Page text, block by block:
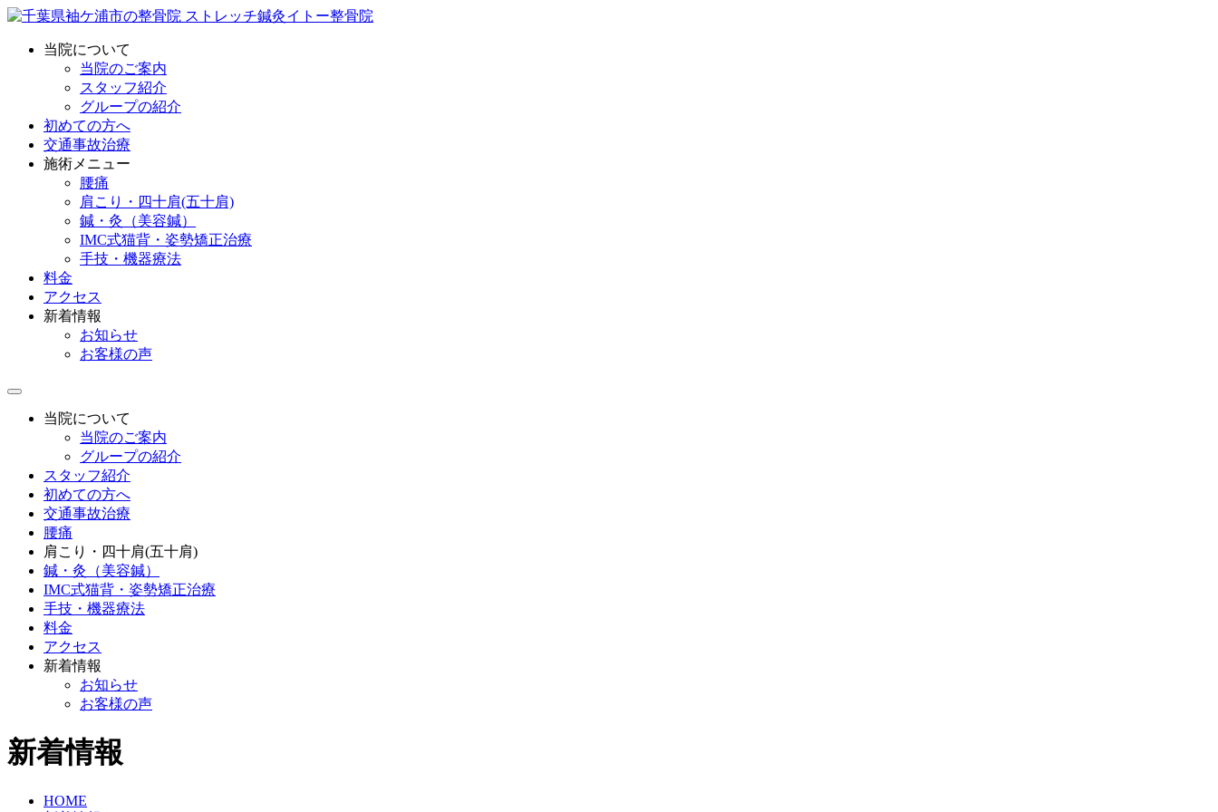
当院について
当院のご案内
スタッフ紹介
グループの紹介
初めての方へ
交通事故治療
施術メニュー
腰痛
肩こり・四十肩(五十肩)
鍼・灸（美容鍼）
IMC式猫背・姿勢矯正治療
手技・機器療法
料金
アクセス
新着情報
お知らせ
お客様の声
当院について
当院のご案内
グループの紹介
スタッフ紹介
初めての方へ
交通事故治療
腰痛
肩こり・四十肩(五十肩)
鍼・灸（美容鍼）
IMC式猫背・姿勢矯正治療
手技・機器療法
料金
アクセス
新着情報
お知らせ
お客様の声
新着情報
HOME